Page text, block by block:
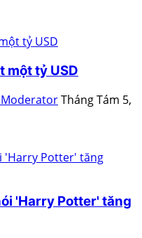
một tỷ USD
ModeratorTháng Tám 5,
'Harry Potter' tăng